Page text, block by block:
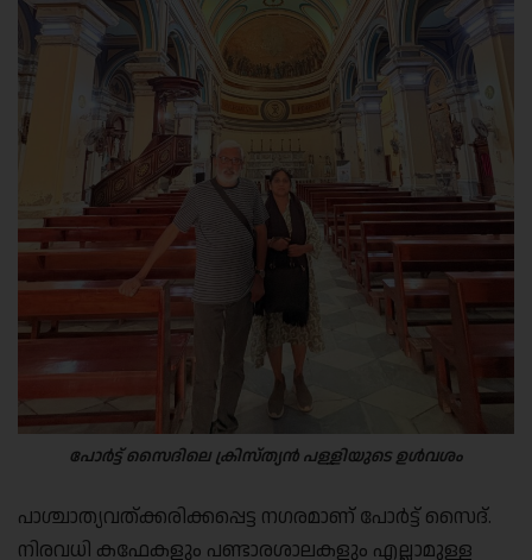
പോർട്ട് സൈദിലെ ക്രിസ്ത്യൻ പള്ളിയുടെ ഉൾവശം
പാശ്ചാത്യവത്ക്കരിക്കപ്പെട്ട നഗരമാണ് പോർട്ട് സൈദ്.
നിരവധി കഫേകളും പണ്ടാരശാലകളും എല്ലാമുള്ള